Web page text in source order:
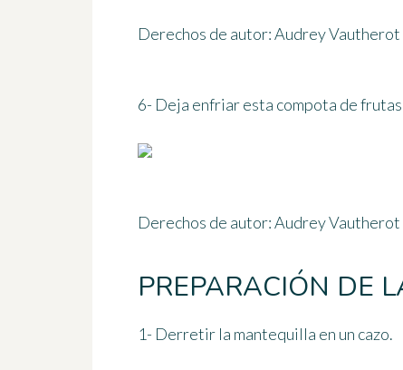
Derechos de autor: Audrey Vautherot
6- Deja enfriar esta compota de
Derechos de autor: Audrey Vautherot
PREPARACIÓN DE
1- Derretir la mantequilla en un cazo.